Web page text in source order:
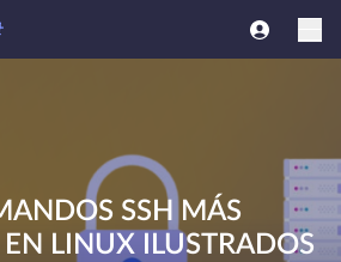
SSH MÁS
LINUX ILUSTRADOS